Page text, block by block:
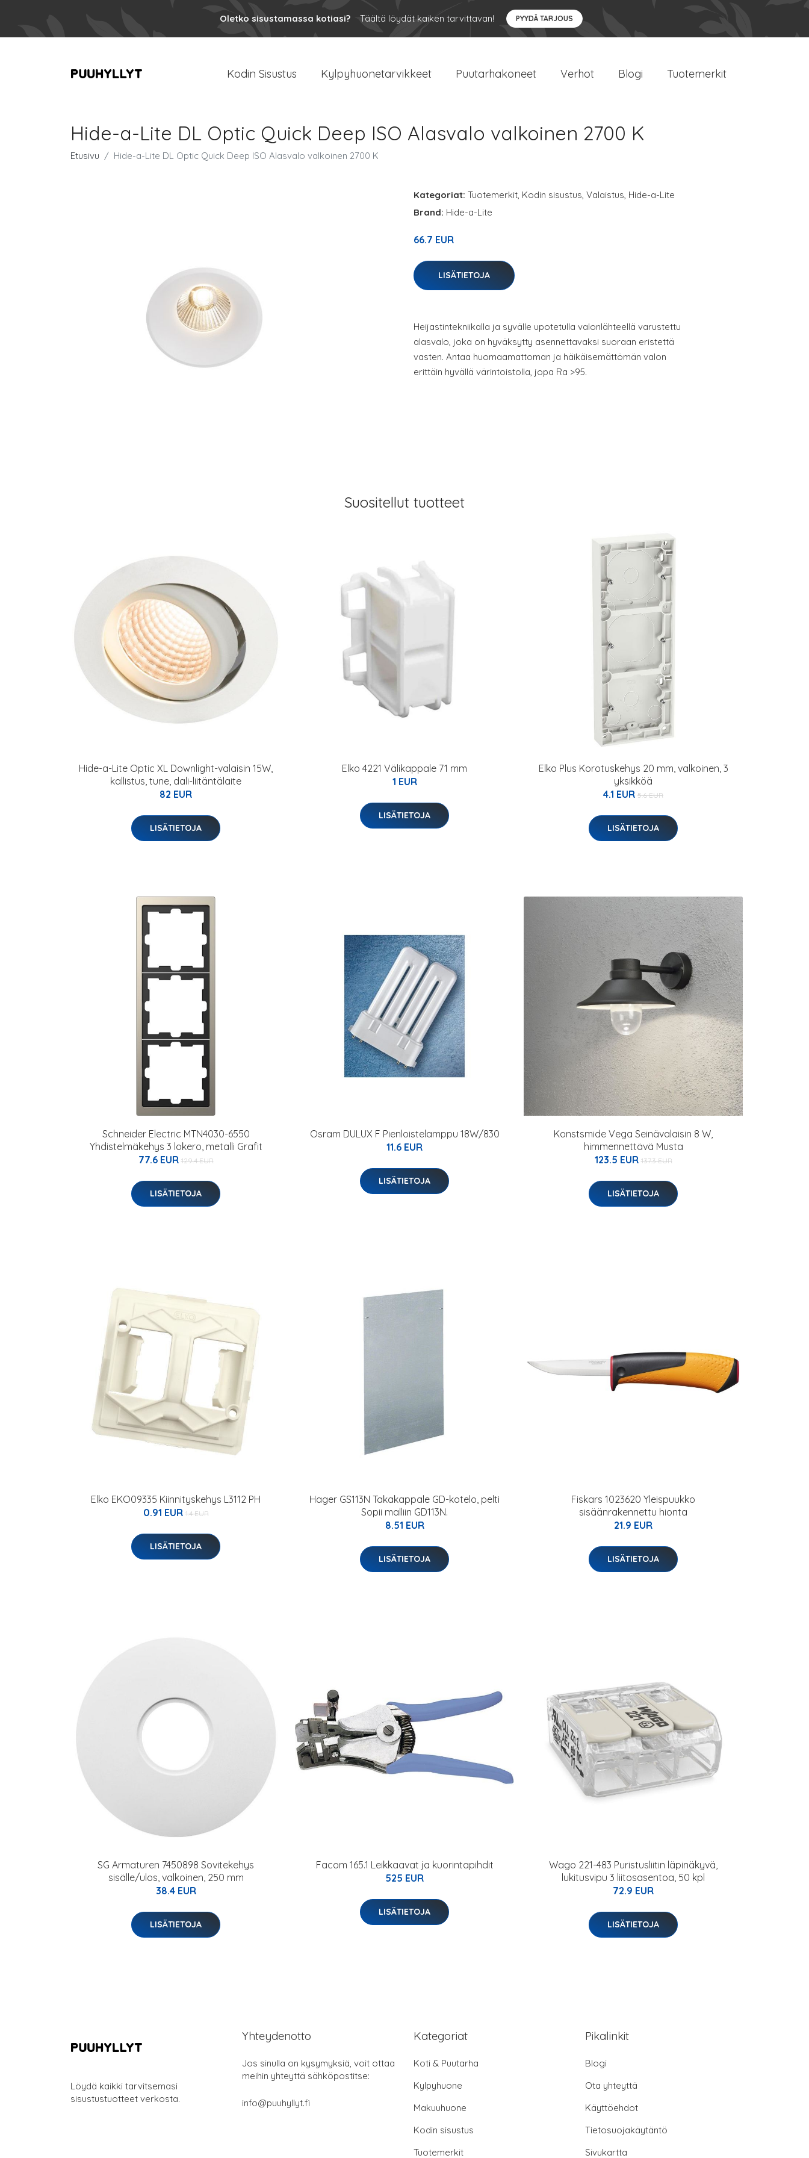
Oletko sisustamassa kotiasi? Täältä löydät kaiken tarvittavan! PYYDÄ TARJOUS
Kodin Sisustus Kylpyhuonetarvikkeet Puutarhakoneet Verhot Blogi Tuotemerkit
Hide-a-Lite DL Optic Quick Deep ISO Alasvalo valkoinen 2700 K
Etusivu Hide-a-Lite DL Optic Quick Deep ISO Alasvalo valkoinen 2700 K
Kategoriat: Tuotemerkit, Kodin sisustus, Valaistus, Hide-a-Lite
Brand: Hide-a-Lite
66.7 EUR
LISÄTIETOJA
Heijastintekniikalla ja syvälle upotetulla valonlähteellä varustettu
alasvalo, joka on hyväksytty asennettavaksi suoraan eristettä
vasten. Antaa huomaamattoman ja häikäisemättömän valon
erittäin hyvällä värintoistolla, jopa Ra >95.
Suositellut tuotteet
Hide-a-Lite Optic XL Downlight-valaisin 15W,
kallistus, tune, dali-liitäntälaite
82 EUR
LISÄTIETOJA
Elko 4221 Välikappale 71 mm
1 EUR
LISÄTIETOJA
Elko Plus Korotuskehys 20 mm, valkoinen, 3
yksikköä
4.1 EUR 5.6 EUR
LISÄTIETOJA
Schneider Electric MTN4030-6550
Yhdistelmäkehys 3 lokero, metalli Grafit
77.6 EUR 129.4 EUR
LISÄTIETOJA
Osram DULUX F Pienloistelamppu 18W/830
11.6 EUR
LISÄTIETOJA
Konstsmide Vega Seinävalaisin 8 W,
himmennettävä Musta
123.5 EUR 137.3 EUR
LISÄTIETOJA
Elko EKO09335 Kiinnityskehys L3112 PH
0.91 EUR 1.4 EUR
LISÄTIETOJA
Hager GS113N Takakappale GD-kotelo, pelti
Sopii malliin GD113N.
8.51 EUR
LISÄTIETOJA
Fiskars 1023620 Yleispuukko
sisäänrakennettu hionta
21.9 EUR
LISÄTIETOJA
SG Armaturen 7450898 Sovitekehys
sisälle/ulos, valkoinen, 250 mm
38.4 EUR
LISÄTIETOJA
Facom 165.1 Leikkaavat ja kuorintapihdit
525 EUR
LISÄTIETOJA
Wago 221-483 Puristusliitin läpinäkyvä,
lukitusvipu 3 liitosasentoa, 50 kpl
72.9 EUR
LISÄTIETOJA
Löydä kaikki tarvitsemasi
sisustustuotteet verkosta.
Yhteydenotto
Jos sinulla on kysymyksiä, voit ottaa
meihin yhteyttä sähköpostitse:
info@puuhyllyt.fi
Kategoriat
Koti & Puutarha
Kylpyhuone
Makuuhuone
Kodin sisustus
Tuotemerkit
Pikalinkit
Blogi
Ota yhteyttä
Käyttöehdot
Tietosuojakäytäntö
Sivukartta